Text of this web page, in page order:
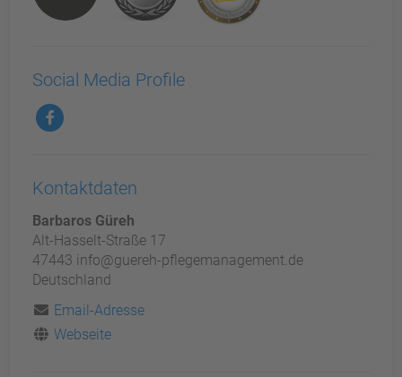
Social Media Profile
Kontaktdaten
Barbaros Güreh
Alt-Hasselt-Straße 17
47443 info@guereh-pflegemanagement.de
Deutschland
Email-Adresse
Webseite